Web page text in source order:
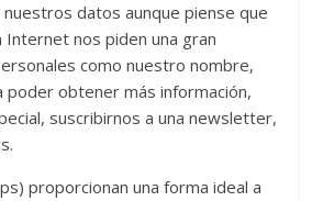
datos aunque piense que
Internet nos piden una gran
como nuestro nombre,
poder obtener más información,
suscribirnos a una newsletter,
proporcionan una forma ideal a